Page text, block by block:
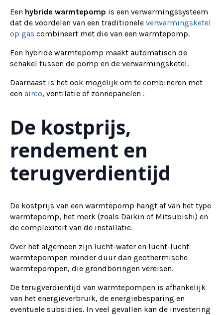
Een hybride warmtepomp is een verwarmingssysteem
dat de voordelen van een traditionele verwarmingsketel
op gas combineert met die van een warmtepomp.
Een hybride warmtepomp maakt automatisch de
schakel tussen de pomp en de verwarmingsketel.
Daarnaast is het ook mogelijk om te combineren met
een airco, ventilatie of zonnepanelen .
De kostprijs,
rendement en
terugverdientijd
De kostprijs van een warmtepomp hangt af van het type
warmtepomp, het merk (zoals Daikin of Mitsubishi) en
de complexiteit van de installatie.
Over het algemeen zijn lucht-water en lucht-lucht
warmtepompen minder duur dan geothermische
warmtepompen, die grondboringen vereisen.
De terugverdientijd van warmtepompen is afhankelijk
van het energieverbruik, de energiebesparing en
eventuele subsidies. In veel gevallen kan de investering